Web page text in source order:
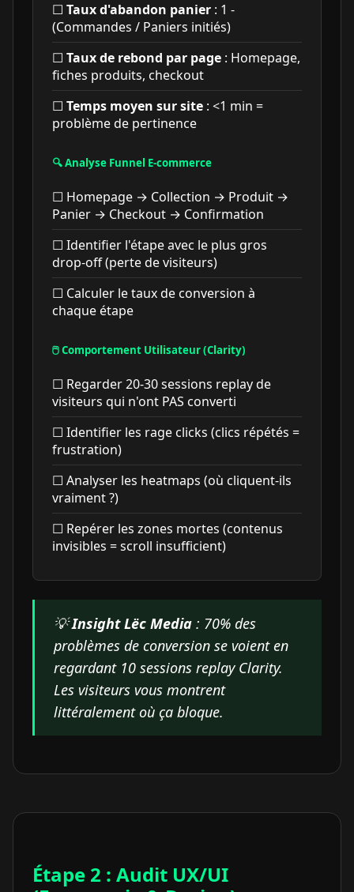
☐ Taux d'abandon panier : 1 -
(Commandes / Paniers initiés)
☐ Taux de rebond par page : Homepage,
fiches produits, checkout
☐ Temps moyen sur site : <1 min =
problème de pertinence
🔍 Analyse Funnel E-commerce
☐ Homepage → Collection → Produit →
Panier → Checkout → Confirmation
☐ Identifier l'étape avec le plus gros
drop-off (perte de visiteurs)
☐ Calculer le taux de conversion à
chaque étape
🖱️ Comportement Utilisateur (Clarity)
☐ Regarder 20-30 sessions replay de
visiteurs qui n'ont PAS converti
☐ Identifier les rage clicks (clics répétés =
frustration)
☐ Analyser les heatmaps (où cliquent-ils
vraiment ?)
☐ Repérer les zones mortes (contenus
invisibles = scroll insufficient)
💡Insight Lëc Media : 70% des
problèmes de conversion se voient en
regardant 10 sessions replay Clarity.
Les visiteurs vous montrent
littéralement où ça bloque.
Étape 2 : Audit UX/UI